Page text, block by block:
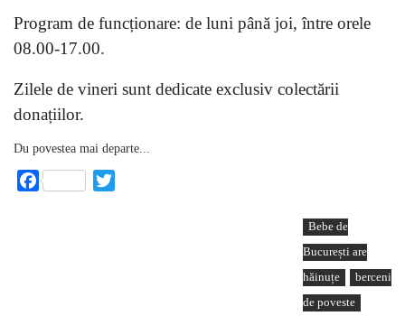
Program de funcționare: de luni până joi, între orele
08.00-17.00.
Zilele de vineri sunt dedicate exclusiv colectării
donațiilor.
Du povestea mai departe...
Facebook
Bebe de
București are
hăinuțe
berceni
de poveste